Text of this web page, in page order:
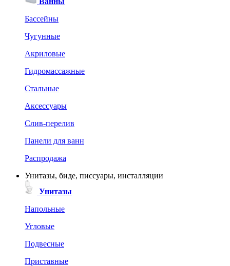
Бассейны
Чугунные
Акриловые
Гидромассажные
Стальные
Аксессуары
Слив-перелив
Панели для ванн
Распродажа
Унитазы, биде, писсуары, инсталляции
Унитазы
Напольные
Угловые
Подвесные
Приставные